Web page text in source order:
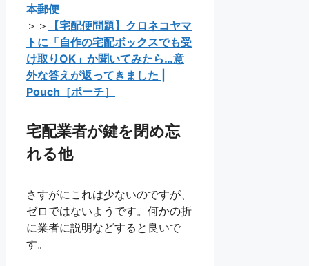
本郵便
＞＞
【宅配便問題】クロネコヤマ
トに「自作の宅配ボックスでも受
け取りOK」か聞いてみたら…意
外な答えが返ってきました |
Pouch［ポーチ］
宅配業者が鍵を閉め忘
れる他
さすがにこれは少ないのですが、
ゼロではないようです。何かの折
に業者に説明などすると良いで
す。